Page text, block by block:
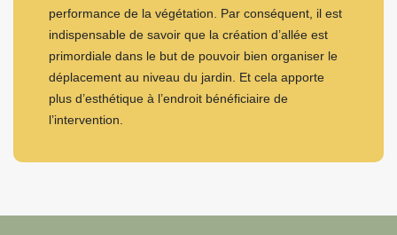
performance de la végétation. Par conséquent, il est
indispensable de savoir que la création d’allée est
primordiale dans le but de pouvoir bien organiser le
déplacement au niveau du jardin. Et cela apporte
plus d’esthétique à l’endroit bénéficiaire de
l’intervention.